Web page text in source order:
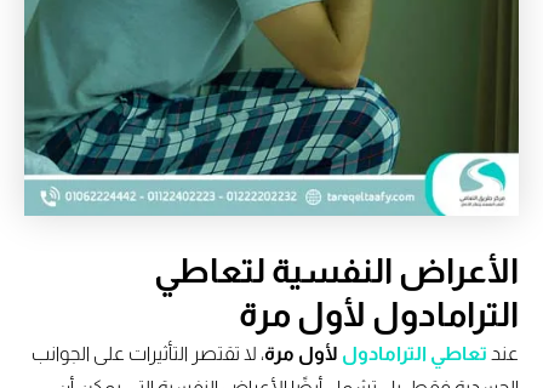
الأعراض النفسية لتعاطي
الترامادول لأول مرة
عندتعاطي الترامادول لأول مرة، لا تقتصر التأثيرات على الجوانب